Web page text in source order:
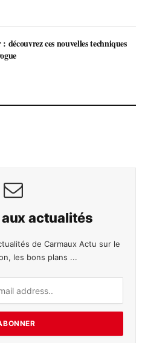
découvrez ces nouvelles techniques
actualités
de Carmaux Actu sur le
les bons plans ...